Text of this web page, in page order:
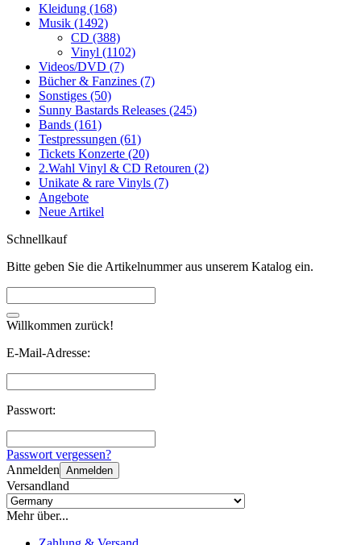
Kleidung (168)
Musik (1492)
CD (388)
Vinyl (1102)
Videos/DVD (7)
Bücher & Fanzines (7)
Sonstiges (50)
Sunny Bastards Releases (245)
Bands (161)
Testpressungen (61)
Tickets Konzerte (20)
2.Wahl Vinyl & CD Retouren (2)
Unikate & rare Vinyls (7)
Angebote
Neue Artikel
Schnellkauf
Bitte geben Sie die Artikelnummer aus unserem Katalog ein.
Willkommen zurück!
E-Mail-Adresse:
Passwort:
Passwort vergessen?
Anmelden Anmelden
Versandland
Mehr über...